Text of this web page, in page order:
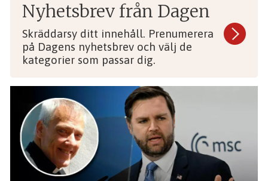
Nyhetsbrev från Dagen
Skräddarsy ditt innehåll. Prenumerera
på Dagens nyhetsbrev och välj de
kategorier som passar dig.